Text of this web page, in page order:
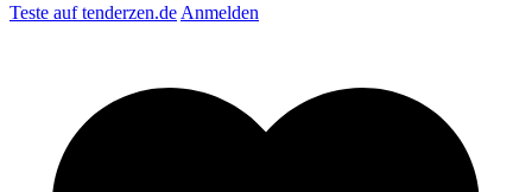
Teste auf tenderzen.de Anmelden